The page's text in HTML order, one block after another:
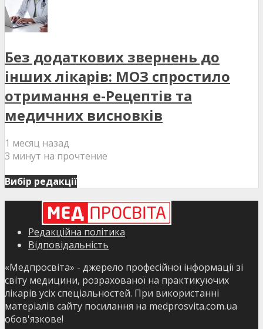
Без додаткових звернень до
інших лікарів: МОЗ спростило
отримання е-Рецептів та
медичних висновків
1 месяц назад
3 минут на прочтение
Вибір редакції
Редакційна політика
Відповідальність
«Медпросвіта» - джерело професійної інформації зі
світу медицини, розрахованої на практикуючих
лікарів усіх спеціальностей. При використанні
матеріалів сайту посилання на medprosvita.com.ua
обов'язкове!